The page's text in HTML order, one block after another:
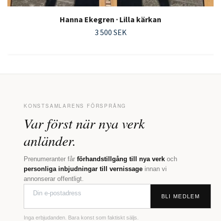
Hanna Ekegren · Lilla kärkan
3 500 SEK
KONSTSAMLARENS FÖRSPRÅNG
Var först när nya verk
anländer.
Prenumeranter får förhandstillgång till nya verk och
personliga inbjudningar till vernissage innan vi
annonserar offentligt.
BLI MEDLEM
Inga erbjudanden. Bara konst som faktiskt säljs.